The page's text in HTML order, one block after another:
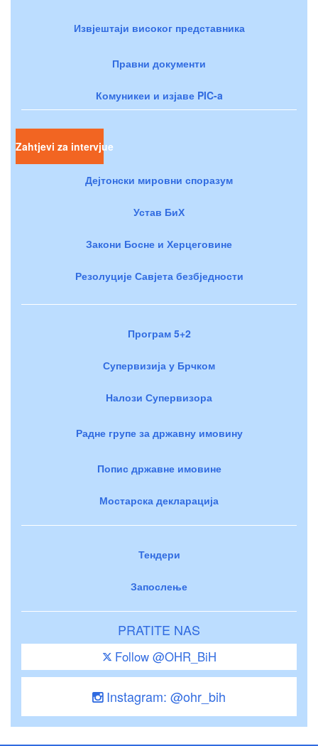
Извјештаји високог представника
Правни документи
Комуникеи и изјаве PIC-a
Zahtjevi za intervjue
Дејтонски мировни споразум
Устав БиХ
Закони Босне и Херцеговине
Резолуције Савјета безбједности
Програм 5+2
Супервизија у Брчком
Налози Супервизора
Радне групе за државну имовину
Попис државне имовине
Мостарска декларација
Тендери
Запослење
PRATITE NAS
Follow @OHR_BiH
Instagram: @ohr_bih